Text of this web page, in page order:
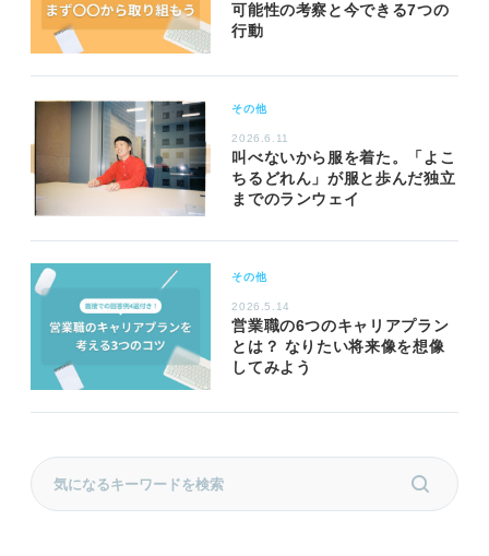
可能性の考察と今できる7つの
行動
その他
2026.6.11
叫べないから服を着た。「よこ
ちるどれん」が服と歩んだ独立
までのランウェイ
その他
2026.5.14
営業職の6つのキャリアプラン
とは？ なりたい将来像を想像
してみよう